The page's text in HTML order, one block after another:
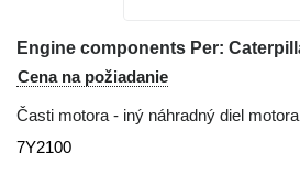
Cena na požiadanie
Časti motora - iný náhradný diel motora
7Y2100